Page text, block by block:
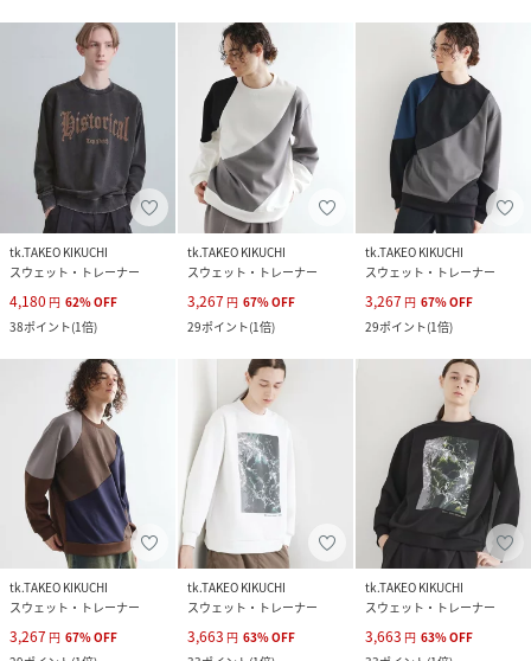
tk.TAKEO KIKUCHI
スウェット・トレーナー
4,180 円 62%OFF
38ポイント(1倍)
tk.TAKEO KIKUCHI
スウェット・トレーナー
3,267 円 67%OFF
29ポイント(1倍)
tk.TAKEO KIKUCHI
スウェット・トレーナー
3,267 円 67%OFF
29ポイント(1倍)
tk.TAKEO KIKUCHI
スウェット・トレーナー
3,267 円 67%OFF
tk.TAKEO KIKUCHI
スウェット・トレーナー
3,663 円 63%OFF
tk.TAKEO KIKUCHI
スウェット・トレーナー
3,663 円 63%OFF